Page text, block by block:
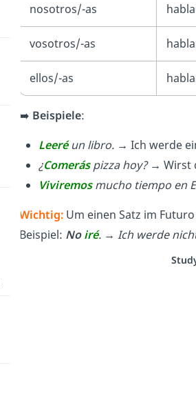
nosotros/-as
vosotros/-as
ellos/-as
➡️ Beispiele:
Leeréun libro. → Ich werde
¿Comeráspizza hoy? → Wirst
Viviremosmucho tiempo en
Wichtig: Um einen Satz im
Beispiel: No iré. → Ich werde